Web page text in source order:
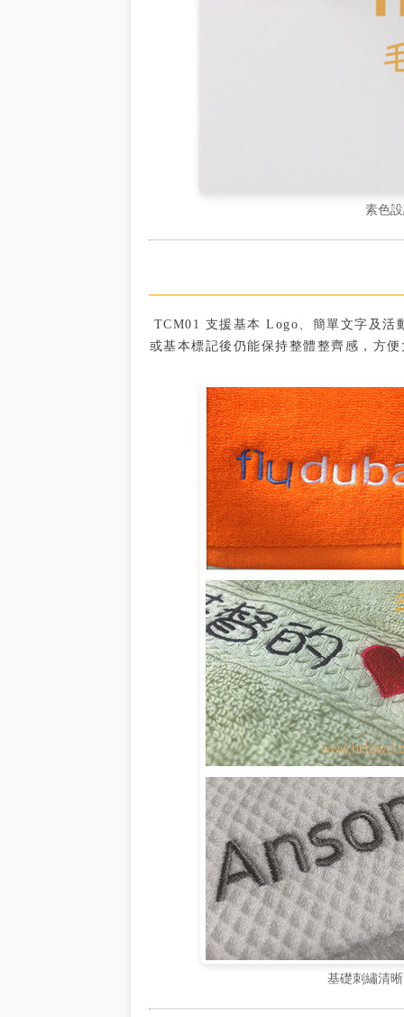
素色
TCM01 支援基本 Logo、簡單文字及活
或基本標記後仍能保持整體整齊感，方
基礎刺繡清